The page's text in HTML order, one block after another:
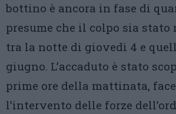
bottino è ancora in fase di
presume che il colpo sia stato
tra la notte di giovedì 4 e
giugno. L’accaduto è stato
prime ore della mattinata,
l’intervento delle forze